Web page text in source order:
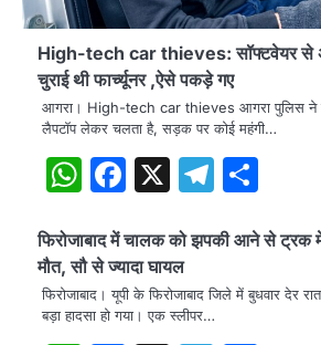
High-tech car thieves: सॉफ्टवेयर से
चुराई थी फार्च्यूनर ,ऐसे पकड़े गए
आगरा। High-tech car thieves आगरा पुलिस ने
लैपटॉप लेकर चलता है, सड़क पर कोई महंगी…
WhatsApp
Facebook
X
फिरोजाबाद में चालक को झपकी आने से ट्रक
मौत, सौ से ज्यादा घायल
फिरोजाबाद। यूपी के फिरोजाबाद जिले में बुधवार देर
बड़ा हादसा हो गया। एक स्लीपर…